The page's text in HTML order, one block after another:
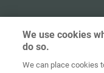
Αρχική
We use cookies
do so.
We can place cookies